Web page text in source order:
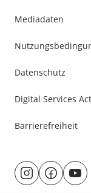
Mediadaten
Datenschutz
Digital Services Act
Barrierefreiheit
Besuche
uns@rund.ums.baby